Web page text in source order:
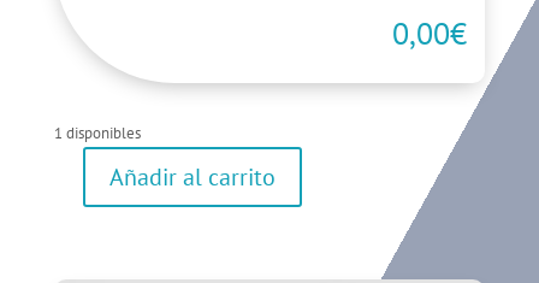
0,00€
1 disponibles
Añadir al carrito